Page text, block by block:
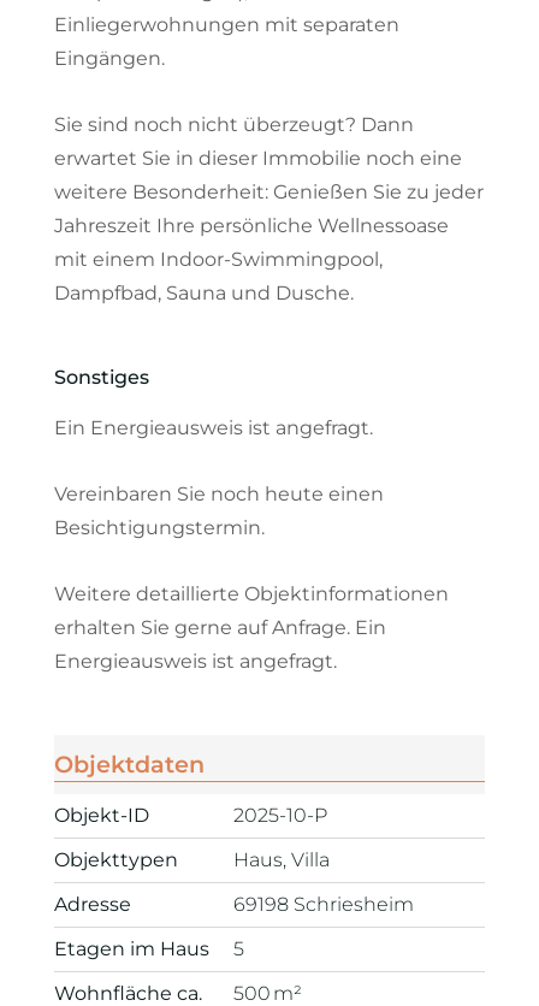
Einliegerwohnungen mit separaten
Eingängen.
Sie sind noch nicht überzeugt? Dann
erwartet Sie in dieser Immobilie noch eine
weitere Besonderheit: Genießen Sie zu jeder
Jahreszeit Ihre persönliche Wellnessoase
mit einem Indoor-Swimmingpool,
Dampfbad, Sauna und Dusche.
Sonstiges
Ein Energieausweis ist angefragt.
Vereinbaren Sie noch heute einen
Besichtigungstermin.
Weitere detaillierte Objektinformationen
erhalten Sie gerne auf Anfrage. Ein
Energieausweis ist angefragt.
Objektdaten
Objekt-ID
2025-10-P
Objekttypen
Haus, Villa
Adresse
69198 Schriesheim
Etagen im Haus
5
Wohnfläche ca.
500 m²